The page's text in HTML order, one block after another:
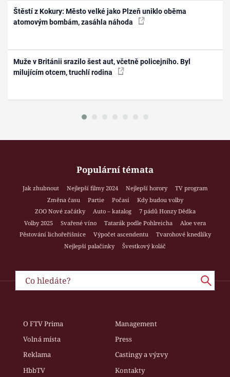
Štěstí z Kokury: Město velké jako Plzeň uniklo oběma
atomovým bombám, zasáhla náhoda
Muže v Británii srazilo šest aut, včetně policejního. Byl
milujícím otcem, truchlí rodina
Populární témata
Jak zhubnout Nejlepší filmy 2024 Nejlepší horory
TV program
Změna času
Partie Počasí
Kdy budou volby
ZOO Nové začátky
Auto – katalog
7 pádů Honzy Dědka
Volby 2025
Svařené víno Tatarák podle Pohlreicha
Aloe vera
Pěstování lichořeřišnice
Výpočet ascendentu
Tvarohové knedlíky
Nejlepší palačinky
Švestkový koláč
O FTV Prima
Management
Volná místa
Press
Reklama
Castingy a výzvy
HbbTV
Kontakty